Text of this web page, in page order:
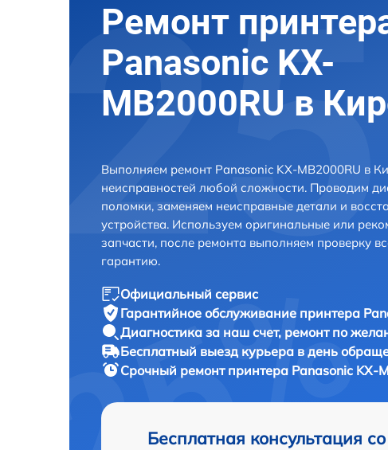
Ремонт
Panasonic KX-
MB2000RU в
Выполняем ремонт Panasonic KX-MB2000RU в
неисправностей любой сложности. Проводим
поломки, заменяем неисправные детали и
устройства. Используем оригинальные или
запчасти, после ремонта выполняем проверку
гарантию.
Официальный сервис
Гарантийное обслуживание принтера
Диагностика за наш счет, ремонт по
Бесплатный выезд курьера в день
Срочный ремонт принтера Panasonic KX-
Бесплатная консультация